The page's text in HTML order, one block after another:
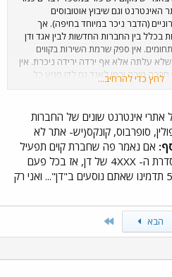
האינטרנט וגם שיבוץ אוטובוסים
(הדבר ניכר במיוחד בחיפה). אך
בכלל בין החברות החדשות לבין אגד ודן
אין ספק שרמת השירות בקווים
עלתה אלא אף ירדה ירידה ניכרת. אין
חברה טובה וכמו לאגד גם לדן מגיע כל
האוטובוסית בארץ. בניגוד
שלצערי רק הורסות. מאוד הייתי רוצה
נגד החברות החדשות, לטובת כל
לחץ כדי להרחיב...
אתרי אינטרנט שונים של החברות
סופרבוס, קונקס(יש- אתר לא
אם נאמר פה שחברת קוים תפעיל
אוטובוסים עירונים מסדרת ה- 4XXX של דן, אז בכל פעם
שאתם נוסעים בקו 56 תדמינו שאתם נוסעים ב"דן"... ואני רק
הבא